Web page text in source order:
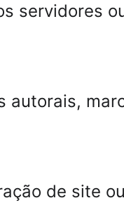
servidores
autorais,
de site